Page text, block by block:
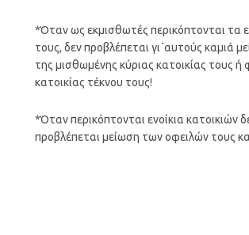
*Όταν ως εκμισθωτές περικόπτονται τα
τους, δεν προβλέπεται γι΄αυτούς καμιά
της μισθωμένης κύριας κατοικίας τους ή
κατοικίας τέκνου τους!
*Όταν περικόπτονται ενοίκια κατοικιών
προβλέπεται μείωση των οφειλών τους